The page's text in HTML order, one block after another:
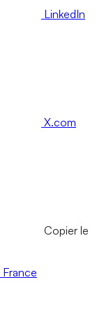
LinkedIn
X.com
Copier le
France